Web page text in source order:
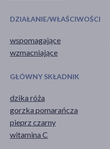
DZIAŁANIE/WŁAŚCIWOŚCI
wspomagające
wzmacniające
GŁÓWNY SKŁADNIK
dzika róża
gorzka pomarańcza
pieprz czarny
witamina C